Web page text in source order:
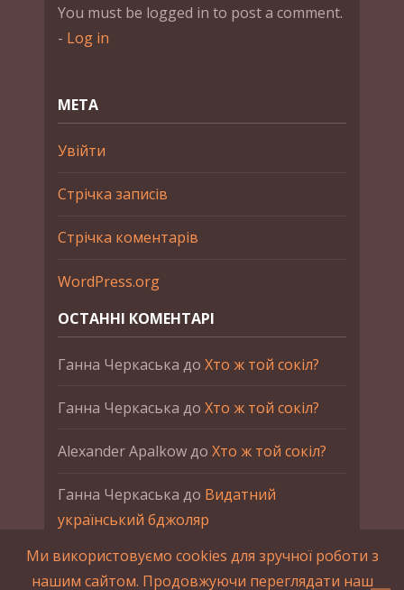
You must be logged in to post a comment.
- Log in
МЕТА
Увійти
Стрічка записів
Стрічка коментарів
WordPress.org
ОСТАННІ КОМЕНТАРІ
Ганна Черкаська до Хто ж той сокіл?
Ганна Черкаська до Хто ж той сокіл?
Alexander Apalkowдо Хто ж той сокіл?
Ганна Черкаська до Видатний
український бджоляр
Ганна ЧеркаськадоПетро Франко
Ми використовуємо cookies для зручної роботи з
нашим сайтом. Продовжуючи переглядати наш